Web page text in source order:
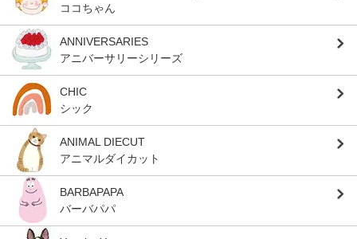
ココちゃん
ANNIVERSARIES
アニバーサリーシリーズ
CHIC
シック
ANIMAL DIECUT
アニマルダイカット
BARBAPAPA
バーバパパ